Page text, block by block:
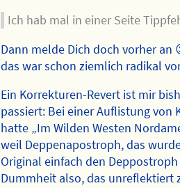
Ich hab mal in einer Seite
Dann melde Dich doch vorher an
das war schon ziemlich radikal
Ein Korrekturen-Revert ist mir
passiert: Bei einer Auflistung von
hatte „Im Wilden Westen
weil Deppenapostroph, das
Original einfach den
Dummheit also, das unreflektiert